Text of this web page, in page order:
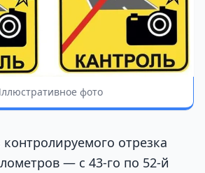
фото
отрезка
— с 43-го по 52-й